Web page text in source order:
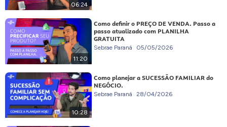
06:24
11:20
Como definir o PREÇO DE VENDA. Passo a
passo atualizado com PLANILHA
GRATUITA
Sebrae Paraná 05/05/2026
10:28
Como planejar a SUCESSÃO FAMILIAR do
NEGÓCIO.
Sebrae Paraná 28/04/2026